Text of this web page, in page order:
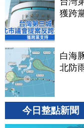
獲跨
白海
北防
今日整點新聞